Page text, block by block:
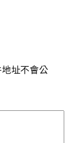
址不會公